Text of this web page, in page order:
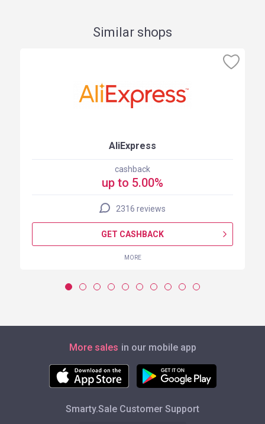
Similar shops
AliExpress
cashback
up to 5.00%
2316 reviews
GET CASHBACK
MORE
More sales in our mobile app
Smarty.Sale Customer Support